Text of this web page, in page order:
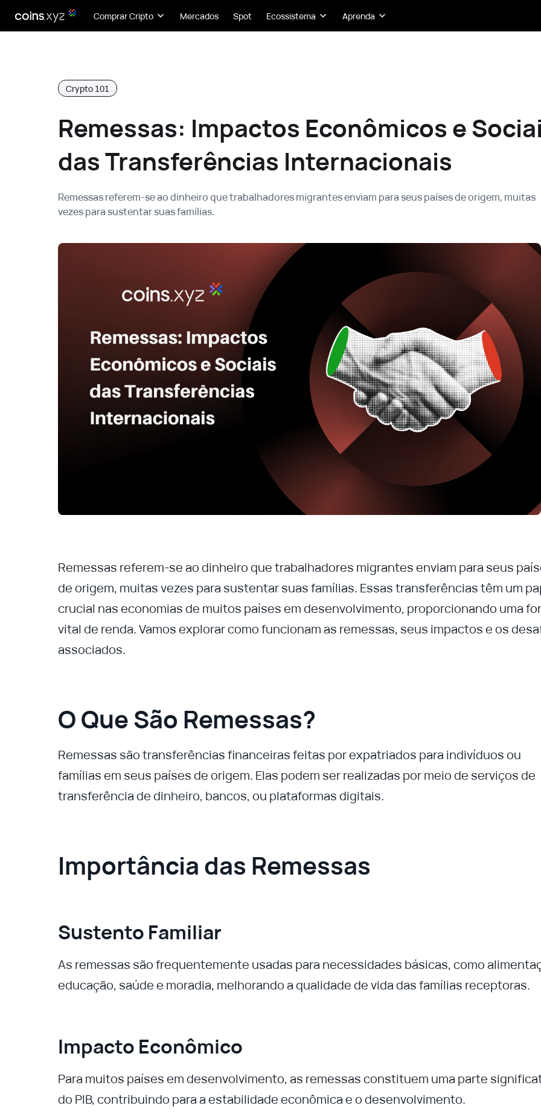
Comprar Cripto Mercados Spot Ecossistema Aprenda
Crypto 101
Remessas: Impactos Econômicos e
das Transferências Internacionais
Remessas referem-se ao dinheiro que trabalhadores migrantes enviam para seus países de origem, muitas
vezes para sustentar suas famílias.
Remessas referem-se ao dinheiro que trabalhadores migrantes enviam para seus
de origem, muitas vezes para sustentar suas famílias. Essas transferências têm um
crucial nas economias de muitos países em desenvolvimento, proporcionando uma
vital de renda. Vamos explorar como funcionam as remessas, seus impactos e os
associados.
O Que São Remessas?
Remessas são transferências financeiras feitas por expatriados para indivíduos ou
famílias em seus países de origem. Elas podem ser realizadas por meio de serviços de
transferência de dinheiro, bancos, ou plataformas digitais.
Importância das Remessas
Sustento Familiar
As remessas são frequentemente usadas para necessidades básicas, como
educação, saúde e moradia, melhorando a qualidade de vida das famílias receptoras.
Impacto Econômico
Para muitos países em desenvolvimento, as remessas constituem uma parte
do PIB, contribuindo para a estabilidade econômica e o desenvolvimento.